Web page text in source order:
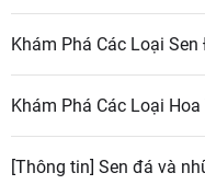
Khám Phá Các Loại
Khám Phá Các Loại
[Thông tin] Sen đá và